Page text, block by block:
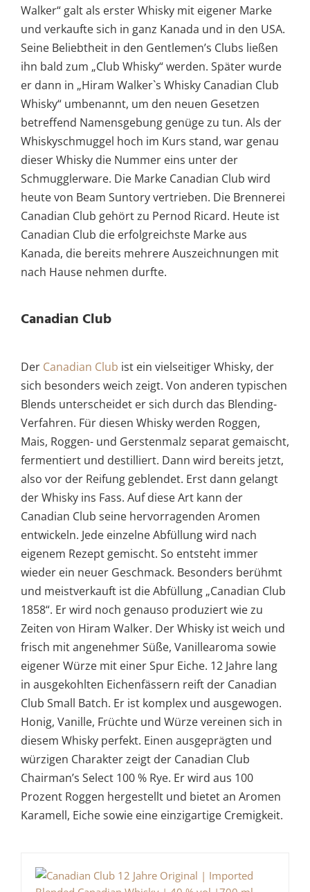
Walker“ galt als erster Whisky mit eigener Marke
und verkaufte sich in ganz Kanada und in den USA.
Seine Beliebtheit in den Gentlemen’s Clubs ließen
ihn bald zum „Club Whisky“ werden. Später wurde
er dann in „Hiram Walker`s Whisky Canadian Club
Whisky“ umbenannt, um den neuen Gesetzen
betreffend Namensgebung genüge zu tun. Als der
Whiskyschmuggel hoch im Kurs stand, war genau
dieser Whisky die Nummer eins unter der
Schmugglerware. Die Marke Canadian Club wird
heute von Beam Suntory vertrieben. Die Brennerei
Canadian Club gehört zu Pernod Ricard. Heute ist
Canadian Club die erfolgreichste Marke aus
Kanada, die bereits mehrere Auszeichnungen mit
nach Hause nehmen durfte.
Canadian Club
Der Canadian Club ist ein vielseitiger Whisky, der
sich besonders weich zeigt. Von anderen typischen
Blends unterscheidet er sich durch das Blending-
Verfahren. Für diesen Whisky werden Roggen,
Mais, Roggen- und Gerstenmalz separat gemaischt,
fermentiert und destilliert. Dann wird bereits jetzt,
also vor der Reifung geblendet. Erst dann gelangt
der Whisky ins Fass. Auf diese Art kann der
Canadian Club seine hervorragenden Aromen
entwickeln. Jede einzelne Abfüllung wird nach
eigenem Rezept gemischt. So entsteht immer
wieder ein neuer Geschmack. Besonders berühmt
und meistverkauft ist die Abfüllung „Canadian Club
1858“. Er wird noch genauso produziert wie zu
Zeiten von Hiram Walker. Der Whisky ist weich und
frisch mit angenehmer Süße, Vanillearoma sowie
eigener Würze mit einer Spur Eiche. 12 Jahre lang
in ausgekohlten Eichenfässern reift der Canadian
Club Small Batch. Er ist komplex und ausgewogen.
Honig, Vanille, Früchte und Würze vereinen sich in
diesem Whisky perfekt. Einen ausgeprägten und
würzigen Charakter zeigt der Canadian Club
Chairman’s Select 100 % Rye. Er wird aus 100
Prozent Roggen hergestellt und bietet an Aromen
Karamell, Eiche sowie eine einzigartige Cremigkeit.